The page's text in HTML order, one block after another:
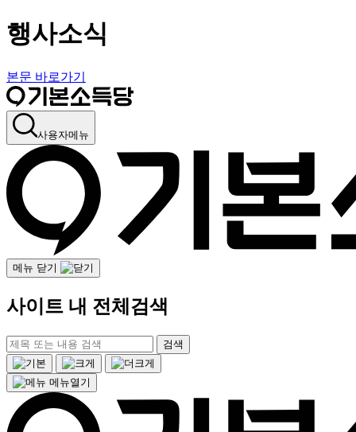
행사소식
본문 바로가기
사용자메뉴
메뉴 닫기
사이트 내 전체검색
검색
메뉴열기